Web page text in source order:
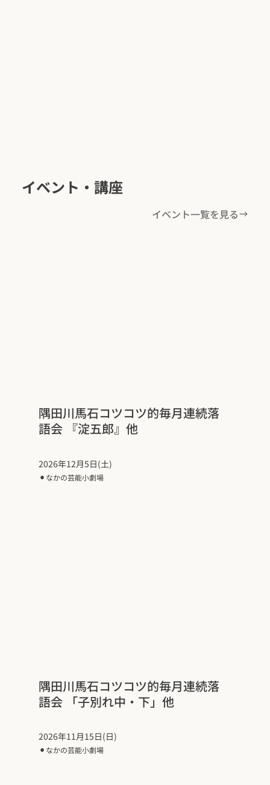
隅田川馬石コツコツ的毎月連続落
語会 『淀五郎』他
2026年12月5日(土)
⚫︎ なかの芸能小劇場
隅田川馬石コツコツ的毎月連続落
語会 「子別れ中・下」他
2026年11月15日(日)
⚫︎ なかの芸能小劇場
イベント・講座
イベント一覧を見る